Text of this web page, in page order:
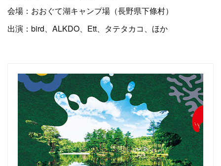
会場：おおぐて湖キャンプ場（長野県下條村）
出演：bird、ALKDO、Ett、タテタカコ、ほか